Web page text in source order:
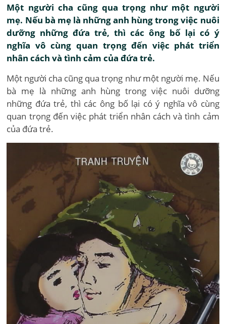
Một người cha cũng qua trọng như một người
mẹ. Nếu bà mẹ là những anh hùng trong việc nuôi
dưỡng những đứa trẻ, thì các ông bố lại có ý
nghĩa vô cùng quan trọng đến việc phát triển
nhân cách và tình cảm của đứa trẻ.
Một người cha cũng qua trọng như một người mẹ. Nếu
bà mẹ là những anh hùng trong việc nuôi dưỡng
những đứa trẻ, thì các ông bố lại có ý nghĩa vô cùng
quan trọng đến việc phát triển nhân cách và tình cảm
của đứa trẻ.